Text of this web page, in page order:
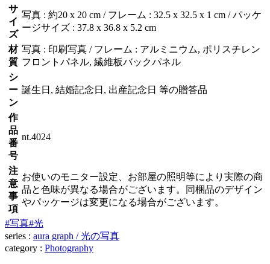
サ
イ
ズ
写真 : 約20 x 20 cm / フレーム : 32.5 x 32.5 x 1 cm / パッケ
ージサイズ : 37.8 x 36.8 x 5.2 cm
材
質
写真 : 印刷写真 / フレーム : アルミニウム, ポリスチレン
フロントパネル, 繊維板バックパネル
シ
ー
ン
誕生日, 結婚記念日, 出産記念日 等の贈答品
作
品
番
号
nt.4024
注
意
事
項
お使いのモニター設定、お部屋の照明等により実際の商
品と色味が異なる場合がございます。同梱品のデザイン
やパッケージは変更になる場合がございます。
#写真#光
series : aura graph / 光の写真
category : Photography